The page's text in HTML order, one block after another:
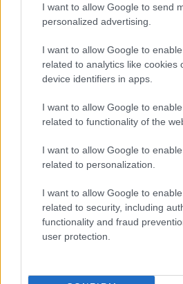
I want to allow Google to send
personalized advertising.
I want to allow Google to
related to analytics like cookies
device identifiers in apps.
I want to allow Google to
related to functionality of the
I want to allow Google to
related to personalization.
I want to allow Google to
related to security, including
functionality and fraud
user protection.
rivoluzionando la moda
Cristian Castiglioni · 8 Ago 2026
LIFESTYLE